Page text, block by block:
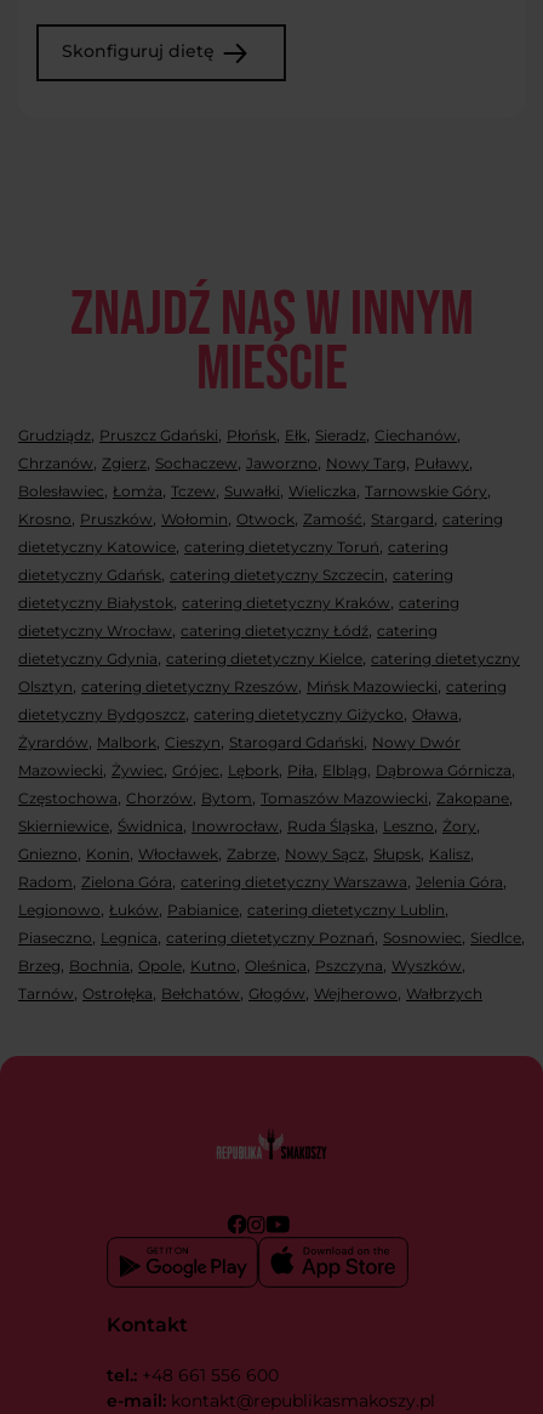
Skonfiguruj dietę
Znajdź nas w innym
mieście
Grudziądz, Pruszcz Gdański, Płońsk, Ełk, Sieradz, Ciechanów,
Chrzanów, Zgierz, Sochaczew, Jaworzno, Nowy Targ, Puławy,
Bolesławiec, Łomża, Tczew, Suwałki, Wieliczka, Tarnowskie Góry,
Krosno, Pruszków, Wołomin, Otwock, Zamość, Stargard, catering
dietetyczny Katowice, catering dietetyczny Toruń, catering
dietetyczny Gdańsk, catering dietetyczny Szczecin, catering
dietetyczny Białystok, catering dietetyczny Kraków, catering
dietetyczny Wrocław, catering dietetyczny Łódź, catering
dietetyczny Gdynia, catering dietetyczny Kielce, catering dietetyczny
Olsztyn, catering dietetyczny Rzeszów, Mińsk Mazowiecki, catering
dietetyczny Bydgoszcz, catering dietetyczny Giżycko, Oława,
Żyrardów, Malbork, Cieszyn, Starogard Gdański, Nowy Dwór
Mazowiecki, Żywiec, Grójec, Lębork, Piła, Elbląg, Dąbrowa Górnicza,
Częstochowa, Chorzów, Bytom, Tomaszów Mazowiecki, Zakopane,
Skierniewice, Świdnica, Inowrocław, Ruda Śląska, Leszno, Żory,
Gniezno, Konin, Włocławek, Zabrze, Nowy Sącz, Słupsk, Kalisz,
Radom, Zielona Góra, catering dietetyczny Warszawa, Jelenia Góra,
Legionowo, Łuków, Pabianice, catering dietetyczny Lublin,
Piaseczno, Legnica, catering dietetyczny Poznań, Sosnowiec, Siedlce,
Brzeg, Bochnia, Opole, Kutno, Oleśnica, Pszczyna, Wyszków,
Tarnów, Ostrołęka, Bełchatów, Głogów, Wejherowo, Wałbrzych
Kontakt
tel.: +48 661 556 600
e-mail: kontakt@republikasmakoszy.pl